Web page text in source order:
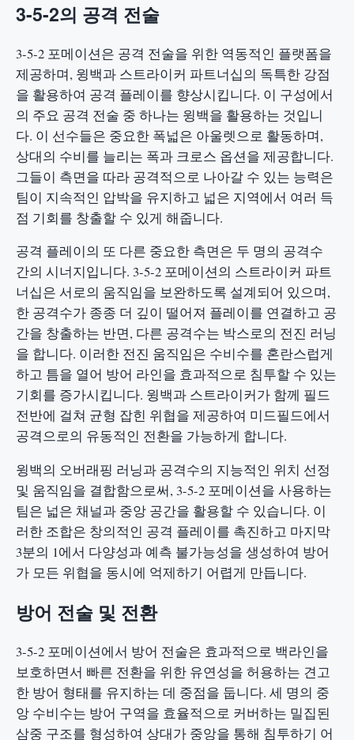
3-5-2의 공격 전술
3-5-2 포메이션은 공격 전술을 위한 역동적인 플랫폼을
제공하며, 윙백과 스트라이커 파트너십의 독특한 강점
을 활용하여 공격 플레이를 향상시킵니다. 이 구성에서
의 주요 공격 전술 중 하나는 윙백을 활용하는 것입니
다. 이 선수들은 중요한 폭넓은 아울렛으로 활동하며,
상대의 수비를 늘리는 폭과 크로스 옵션을 제공합니다.
그들이 측면을 따라 공격적으로 나아갈 수 있는 능력은
팀이 지속적인 압박을 유지하고 넓은 지역에서 여러 득
점 기회를 창출할 수 있게 해줍니다.
공격 플레이의 또 다른 중요한 측면은 두 명의 공격수
간의 시너지입니다. 3-5-2 포메이션의 스트라이커 파트
너십은 서로의 움직임을 보완하도록 설계되어 있으며,
한 공격수가 종종 더 깊이 떨어져 플레이를 연결하고 공
간을 창출하는 반면, 다른 공격수는 박스로의 전진 러닝
을 합니다. 이러한 전진 움직임은 수비수를 혼란스럽게
하고 틈을 열어 방어 라인을 효과적으로 침투할 수 있는
기회를 증가시킵니다. 윙백과 스트라이커가 함께 필드
전반에 걸쳐 균형 잡힌 위협을 제공하여 미드필드에서
공격으로의 유동적인 전환을 가능하게 합니다.
윙백의 오버래핑 러닝과 공격수의 지능적인 위치 선정
및 움직임을 결합함으로써, 3-5-2 포메이션을 사용하는
팀은 넓은 채널과 중앙 공간을 활용할 수 있습니다. 이
러한 조합은 창의적인 공격 플레이를 촉진하고 마지막
3분의 1에서 다양성과 예측 불가능성을 생성하여 방어
가 모든 위협을 동시에 억제하기 어렵게 만듭니다.
방어 전술 및 전환
3-5-2 포메이션에서 방어 전술은 효과적으로 백라인을
보호하면서 빠른 전환을 위한 유연성을 허용하는 견고
한 방어 형태를 유지하는 데 중점을 둡니다. 세 명의 중
앙 수비수는 방어 구역을 효율적으로 커버하는 밀집된
삼중 구조를 형성하여 상대가 중앙을 통해 침투하기 어